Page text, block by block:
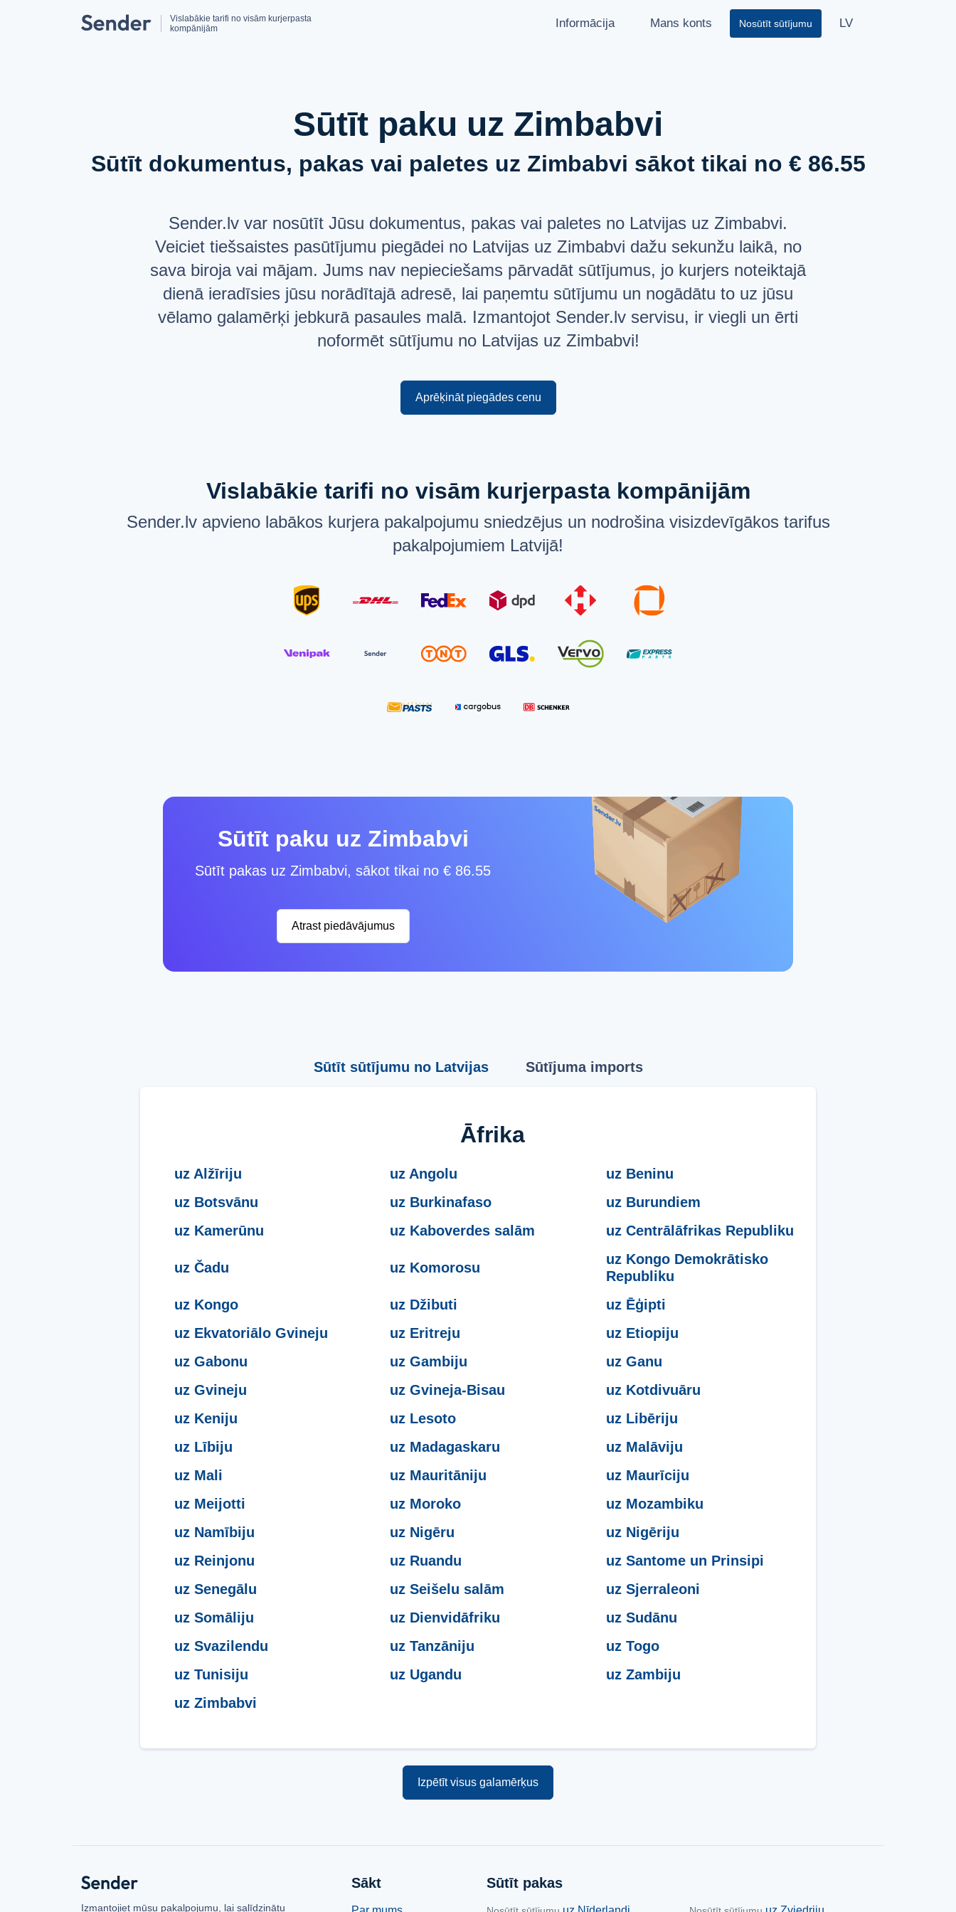
Vislabākie tarifi no visām kurjerpasta
kompānijām
Informācija Mans konts Nosūtīt sūtījumu LV
Pārvadātāju partneri
Aizliegumi un ierobežojumi
API dokumentācija
help_circle ATBALSTS
English
Sūtīt paku uz Zimbabvi
Sūtīt dokumentus, pakas vai paletes uz Zimbabvi sākot tikai no € 86.55
Sender.lv var nosūtīt Jūsu dokumentus, pakas vai paletes no Latvijas uz Zimbabvi.
Veiciet tiešsaistes pasūtījumu piegādei no Latvijas uz Zimbabvi dažu sekunžu laikā, no
sava biroja vai mājam. Jums nav nepieciešams pārvadāt sūtījumus, jo kurjers noteiktajā
dienā ieradīsies jūsu norādītajā adresē, lai paņemtu sūtījumu un nogādātu to uz jūsu
vēlamo galamērķi jebkurā pasaules malā. Izmantojot Sender.lv servisu, ir viegli un ērti
noformēt sūtījumu no Latvijas uz Zimbabvi!
Aprēķināt piegādes cenu
Vislabākie tarifi no visām kurjerpasta kompānijām
Sender.lv apvieno labākos kurjera pakalpojumu sniedzējus un nodrošina visizdevīgākos tarifus
pakalpojumiem Latvijā!
Sūtīt paku uz Zimbabvi
Sūtīt pakas uz Zimbabvi, sākot tikai no € 86.55
Atrast piedāvājumus
Sūtīt sūtījumu no Latvijas Sūtījuma imports
Āfrika
uz Alžīriju uz Angolu
uz Beninu
uz Botsvānu
uz Burkinafaso
uz Burundiem
uz Kamerūnu
uz Kaboverdes salām uz Centrālāfrikas Republiku
uz Čadu uz Komorosu
uz Kongo Demokrātisko
Republiku
uz Kongo
uz Džibuti
uz Ēģipti
uz Ekvatoriālo Gvineju
uz Eritreju
uz Etiopiju
uz Gabonu
uz Gambiju
uz Ganu
uz Gvineju
uz Gvineja-Bisau
uz Kotdivuāru
uz Keniju
uz Lesoto
uz Libēriju
uz Lībiju
uz Madagaskaru
uz Malāviju
uz Mali
uz Mauritāniju
uz Maurīciju
uz Meijotti
uz Moroko
uz Mozambiku
uz Namībiju
uz Nigēru
uz Nigēriju
uz Reinjonu
uz Ruandu
uz Santome un Prinsipi
uz Senegālu
uz Seišelu salām
uz Sjerraleoni
uz Somāliju
uz Dienvidāfriku
uz Sudānu
uz Svazilendu
uz Tanzāniju
uz Togo
uz Tunisiju
uz Ugandu
uz Zambiju
uz Zimbabvi
Izpētīt visus galamērķus
Izmantojiet mūsu pakalpojumu, lai salīdzinātu
Sākt Sūtīt pakas